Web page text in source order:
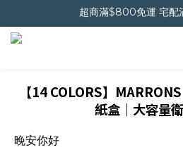
晚安會員新上線｜新
超商滿$800免運 宅配
【14 COLORS】
紙盒｜大容量
晚安你好